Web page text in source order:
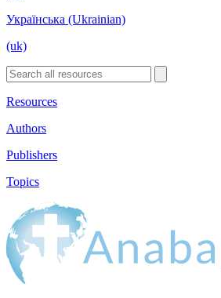
Українська (Ukrainian)
(uk)
Resources
Authors
Publishers
Topics